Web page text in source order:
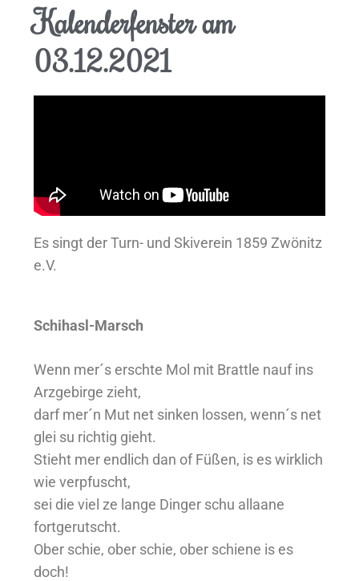
Kalenderfenster am
03.12.2021
Es singt der Turn- und Skiverein 1859 Zwönitz
e.V.
Schihasl-Marsch
Wenn mer´s erschte Mol mit Brattle nauf ins
Arzgebirge zieht,
darf mer´n Mut net sinken lossen, wenn´s net
glei su richtig gieht.
Stieht mer endlich dan of Füßen, is es wirklich
wie verpfuscht,
sei die viel ze lange Dinger schu allaane
fortgerutscht.
Ober schie, ober schie, ober schiene is es
doch!